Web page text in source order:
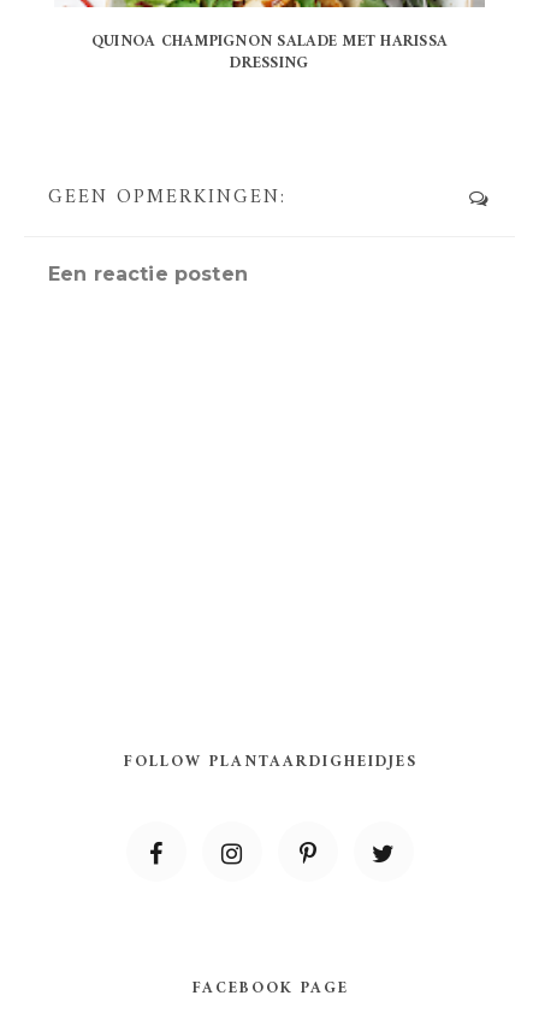
QUINOA CHAMPIGNON SALADE MET HARISSA
DRESSING
GEEN OPMERKINGEN:
Een reactie posten
FOLLOW PLANTAARDIGHEIDJES
FACEBOOK PAGE